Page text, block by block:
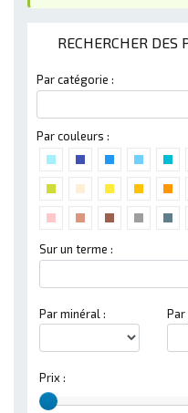
RECHERCHER DES
Par catégorie :
Par couleurs :
Sur un terme :
Par minéral : Par
Prix :